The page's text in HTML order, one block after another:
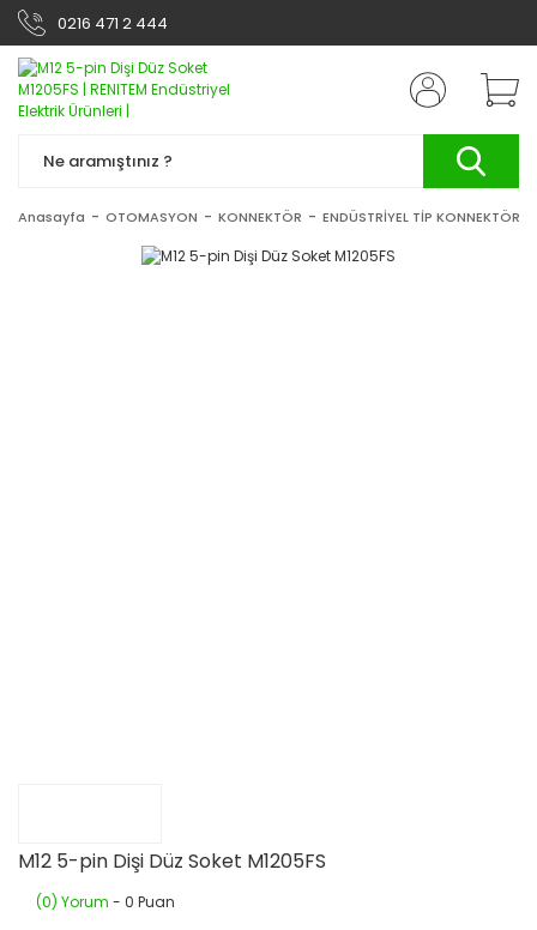
0216 471 2 444
Anasayfa OTOMASYON KONNEKTÖR ENDÜSTRİYEL TİP
M12 5-pin Dişi Düz Soket M1205FS
(0) Yorum - 0 Puan